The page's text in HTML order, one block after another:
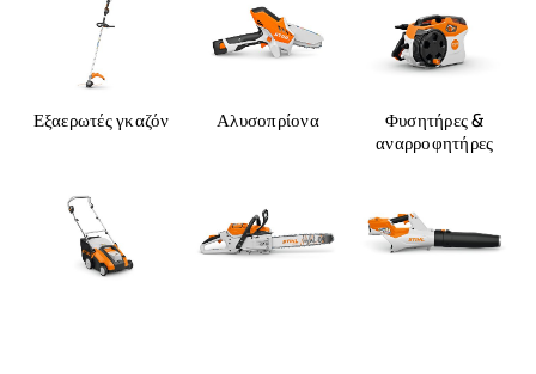
Εξαερωτές γκαζόν Αλυσοπρίονα
Φυσητήρες &
αναρροφητήρες